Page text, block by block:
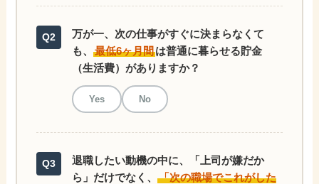
Q2
万が一、次の仕事がすぐに決まらなくて
も、最低6ヶ月間は普通に暮らせる貯金
（生活費）がありますか？
Yes No
Q3
退職したい動機の中に、「上司が嫌だか
ら」だけでなく、「次の職場でこれがした